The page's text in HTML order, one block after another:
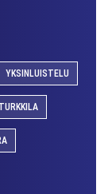
YKSINLUISTELU